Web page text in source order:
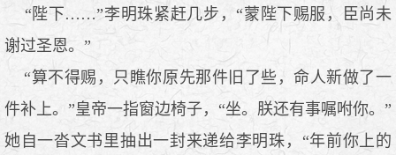
“陛下……”李明珠紧赶几步，“蒙陛下赐服，臣尚未
谢过圣恩。”
“算不得赐，只瞧你原先那件旧了些，命人新做了一
件补上。”皇帝一指窗边椅子，“坐。朕还有事嘱咐你。”
她自一沓文书里抽出一封来递给李明珠，“年前你上的